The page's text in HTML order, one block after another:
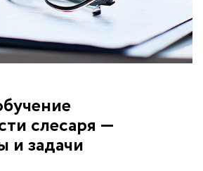
слесаря —
и задачи